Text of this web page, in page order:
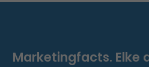
Marketingfacts. Elke